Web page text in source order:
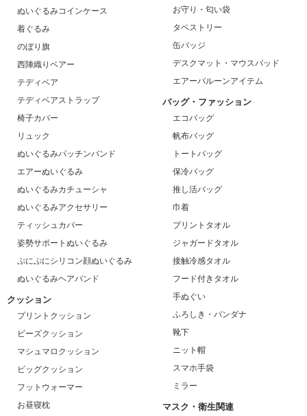
ぬいぐるみコインケース
着ぐるみ
のぼり旗
西陣織りベアー
テディベア
テディベアストラップ
椅子カバー
リュック
ぬいぐるみパッチンバンド
エアーぬいぐるみ
ぬいぐるみカチューシャ
ぬいぐるみアクセサリー
ティッシュカバー
姿勢サポートぬいぐるみ
ぷにぷにシリコン顔ぬいぐるみ
ぬいぐるみヘアバンド
クッション
プリントクッション
ビーズクッション
マシュマロクッション
ビッグクッション
フットウォーマー
お昼寝枕
お守り・匂い袋
タペストリー
缶バッジ
デスクマット・マウスパッド
エアーバルーンアイテム
バッグ・ファッション
エコバッグ
帆布バッグ
トートバッグ
保冷バッグ
推し活バッグ
巾着
プリントタオル
ジャガードタオル
接触冷感タオル
フード付きタオル
手ぬぐい
ふろしき・バンダナ
靴下
ニット帽
スマホ手袋
ミラー
マスク・衛生関連